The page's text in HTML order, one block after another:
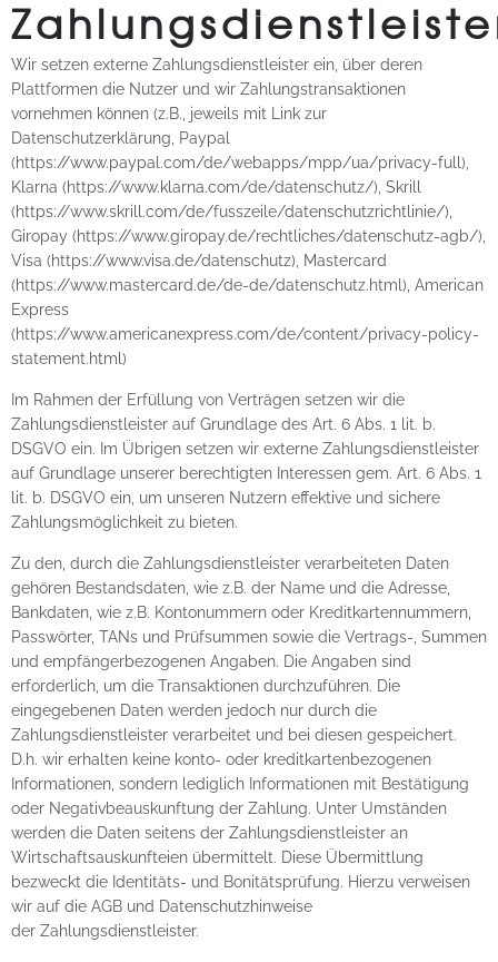
Wir setzen externe Zahlungsdienstleister ein, über deren
Plattformen die Nutzer und wir Zahlungstransaktionen
vornehmen können (z.B., jeweils mit Link zur
Datenschutzerklärung, Paypal
(https://www.paypal.com/de/webapps/mpp/ua/privacy-full),
Klarna (https://www.klarna.com/de/datenschutz/), Skrill
(https://www.skrill.com/de/fusszeile/datenschutzrichtlinie/),
Giropay (https://www.giropay.de/rechtliches/datenschutz-agb/),
Visa (https://www.visa.de/datenschutz), Mastercard
(https://www.mastercard.de/de-de/datenschutz.html), American
Express
(https://www.americanexpress.com/de/content/privacy-policy-
statement.html)
Im Rahmen der Erfüllung von Verträgen setzen wir die
Zahlungsdienstleister auf Grundlage des Art. 6 Abs. 1 lit. b.
DSGVO ein. Im Übrigen setzen wir externe Zahlungsdienstleister
auf Grundlage unserer berechtigten Interessen gem. Art. 6 Abs. 1
lit. b. DSGVO ein, um unseren Nutzern effektive und sichere
Zahlungsmöglichkeit zu bieten.
Zu den, durch die Zahlungsdienstleister verarbeiteten Daten
gehören Bestandsdaten, wie z.B. der Name und die Adresse,
Bankdaten, wie z.B. Kontonummern oder Kreditkartennummern,
Passwörter, TANs und Prüfsummen sowie die Vertrags-, Summen
und empfängerbezogenen Angaben. Die Angaben sind
erforderlich, um die Transaktionen durchzuführen. Die
eingegebenen Daten werden jedoch nur durch die
Zahlungsdienstleister verarbeitet und bei diesen gespeichert.
D.h. wir erhalten keine konto- oder kreditkartenbezogenen
Informationen, sondern lediglich Informationen mit Bestätigung
oder Negativbeauskunftung der Zahlung. Unter Umständen
werden die Daten seitens der Zahlungsdienstleister an
Wirtschaftsauskunfteien übermittelt. Diese Übermittlung
bezweckt die Identitäts- und Bonitätsprüfung. Hierzu verweisen
wir auf die AGB und Datenschutzhinweise
der Zahlungsdienstleister.